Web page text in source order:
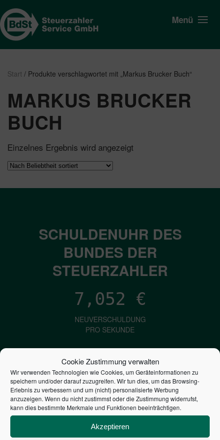
Cookie Zustimmung verwalten
Wir verwenden Technologien wie Cookies, um Geräteinformationen zu
speichern und/oder darauf zuzugreifen. Wir tun dies, um das Browsing-
Erlebnis zu verbessern und um (nicht) personalisierte Werbung
anzuzeigen. Wenn du nicht zustimmst oder die Zustimmung widerrufst,
kann dies bestimmte Merkmale und Funktionen beeinträchtigen.
Akzeptieren
Menü
Start / Produkte verschlagwortet mit „Markus Brucker Buch“
MARKUS BRUCKER
BUCH
Einzelnes Ergebnis wird angezeigt
SCHULDENUHR DES
BUNDES DER
STEUERZAHLER
7,052 €
NEUVERSCHULDUNG
PRO SEKUNDE
1,601€
ZINSEN
PRO SEKUNDE